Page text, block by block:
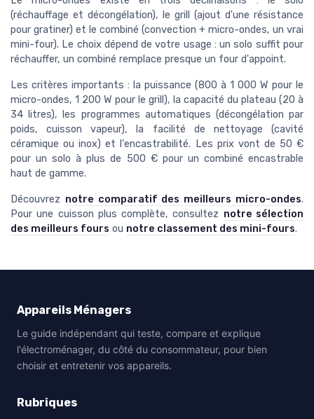
(réchauffage et décongélation), le grill (ajout d'une résistance
pour gratiner) et le combiné (convection + micro-ondes, un vrai
mini-four). Le choix dépend de votre usage : un solo suffit pour
réchauffer, un combiné remplace presque un four d'appoint.
Les critères importants : la puissance (800 à 1 000 W pour le
micro-ondes, 1 200 W pour le grill), la capacité du plateau (20 à
34 litres), les programmes automatiques (décongélation par
poids, cuisson vapeur), la facilité de nettoyage (cavité
céramique ou inox) et l'encastrabilité. Les prix vont de 50 €
pour un solo à plus de 500 € pour un combiné encastrable
haut de gamme.
Découvrez notre comparatif des meilleurs micro-ondes.
Pour une cuisson plus complète, consultez notre sélection
des meilleurs fours ou notre classement des mini-fours.
Appareils Ménagers
Le guide indépendant qui teste, compare et explique
l'électroménager, du côté du consommateur, pour bien
choisir et entretenir vos appareils.
Rubriques